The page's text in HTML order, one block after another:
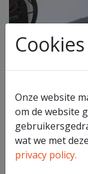
Barbas
Cookies
Onze website
om de website
wat we met
privacy policy.